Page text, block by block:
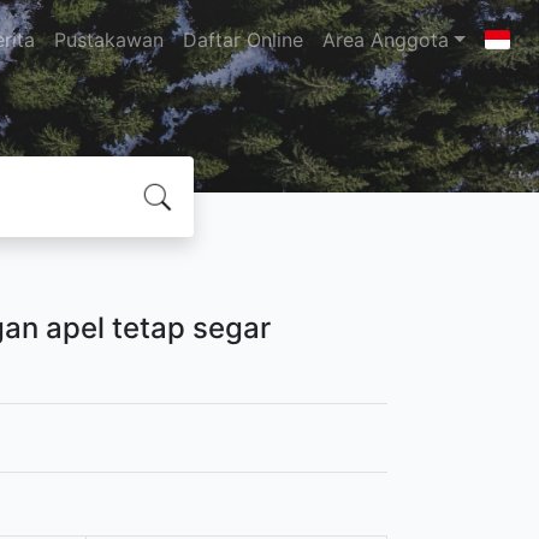
Pustakawan Daftar Online Area Anggota
apel tetap segar